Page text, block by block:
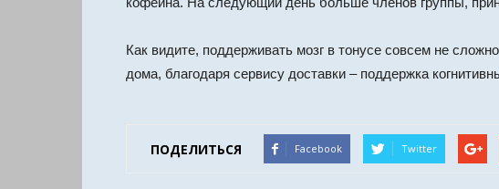
Как видите, поддерживать мозг в тонусе совсем не
дома, благодаря сервису доставки – поддержка
ПОДЕЛИТЬСЯ Facebook Twitter